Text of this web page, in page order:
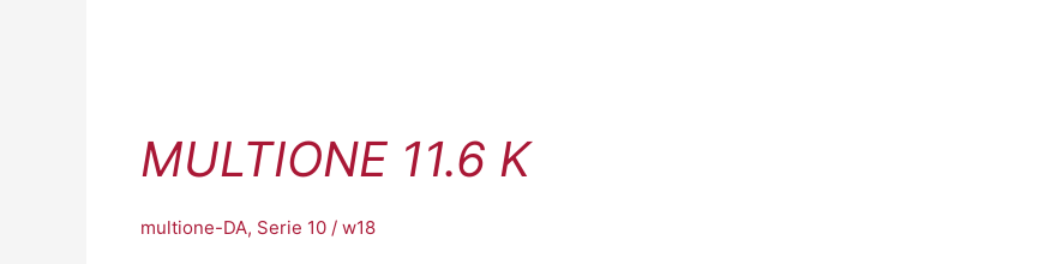
MULTIONE 11.6 K
multione-DA, Serie 10 / w18
K